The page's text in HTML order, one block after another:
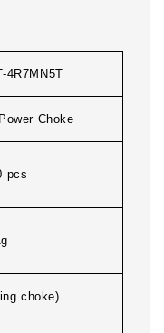
4R7MN5T
Choke
pcs
choke)